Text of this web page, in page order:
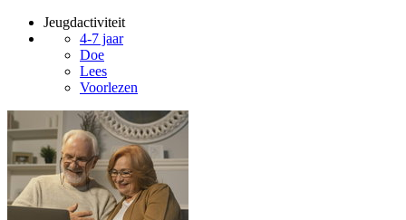
Jeugdactiviteit
4-7 jaar
Doe
Lees
Voorlezen